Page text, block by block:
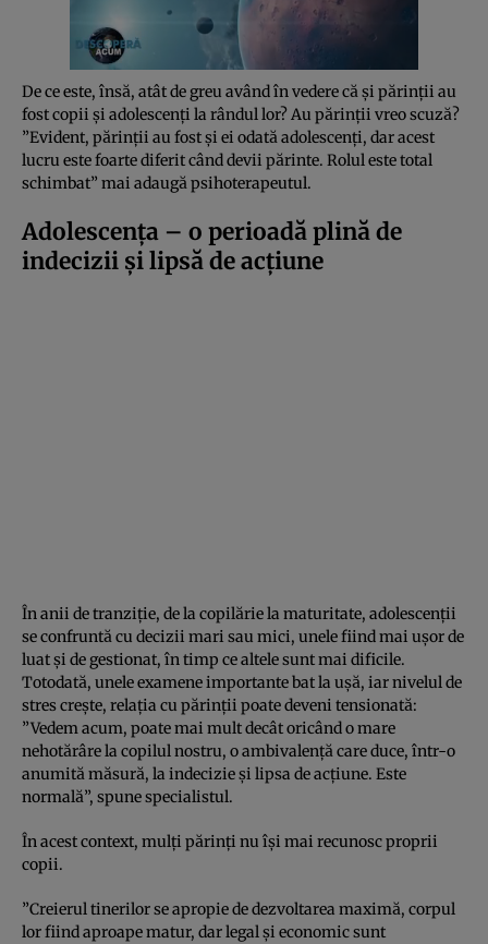
De ce este, însă, atât de greu având în vedere că şi părinţii au
fost copii şi adolescenţi la rândul lor? Au părinţii vreo scuză?
”Evident, părinţii au fost şi ei odată adolescenţi, dar acest
lucru este foarte diferit când devii părinte. Rolul este total
schimbat” mai adaugă psihoterapeutul.
Adolescenţa – o perioadă plină de
indecizii şi lipsă de acţiune
În anii de tranziţie, de la copilărie la maturitate, adolescenţii
se confruntă cu decizii mari sau mici, unele fiind mai uşor de
luat şi de gestionat, în timp ce altele sunt mai dificile.
Totodată, unele examene importante bat la uşă, iar nivelul de
stres creşte, relaţia cu părinţii poate deveni tensionată:
”Vedem acum, poate mai mult decât oricând o mare
nehotărâre la copilul nostru, o ambivalenţă care duce, într-o
anumită măsură, la indecizie şi lipsa de acţiune. Este
normală”, spune specialistul.
În acest context, mulţi părinţi nu îşi mai recunosc proprii
copii.
”Creierul tinerilor se apropie de dezvoltarea maximă, corpul
lor fiind aproape matur, dar legal şi economic sunt